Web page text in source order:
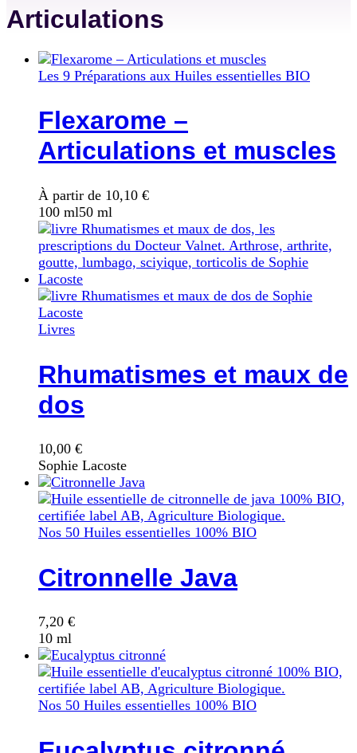
Articulations
Les 9 Préparations aux Huiles essentielles BIO
Flexarome –
Articulations et muscles
À partir de 10,10 €
100 ml50 ml
Livres
Rhumatismes et maux de
dos
10,00 €
Sophie Lacoste
Nos 50 Huiles essentielles 100% BIO
Citronnelle Java
7,20 €
10 ml
Nos 50 Huiles essentielles 100% BIO